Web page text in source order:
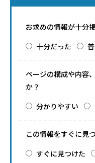
お求めの情報が十分
十分だった
ページの構成や内容
か？
分かりやすい
この情報をすぐに見
すぐに見つけた